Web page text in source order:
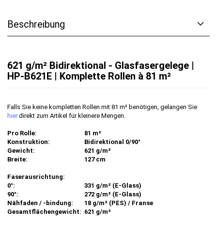
Beschreibung
621 g/m² Bidirektional - Glasfasergelege |
HP-B621E | Komplette Rollen à 81 m²
Falls Sie keine kompletten Rollen mit 81 m² benötigen, gelangen Sie
hierdirekt zum Artikel für kleinere Mengen.
Pro Rolle:
81 m²
Konstruktion:
Bidirektional 0/90°
Gewicht:
621 g/m²
Breite:
127 cm
Faserausrichtung:
0°:
331 g/m² (E-Glass)
90°:
272 g/m² (E-Glass)
Nähfaden / -bindung:
18 g/m² (PES) / Franse
Gesamtflächengewicht: 621 g/m²